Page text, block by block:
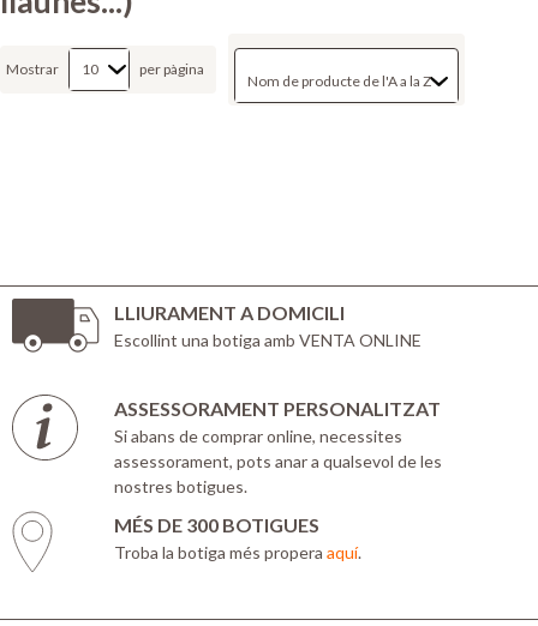
Mostrar per pàgina
LLIURAMENT A DOMICILI
Escollint una botiga amb VENTA ONLINE
ASSESSORAMENT PERSONALITZAT
Si abans de comprar online, necessites
assessorament, pots anar a qualsevol de les
nostres botigues.
MÉS DE 300 BOTIGUES
Troba la botiga més propera aquí.